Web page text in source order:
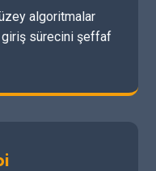
algoritmalar
giriş sürecini şeffaf